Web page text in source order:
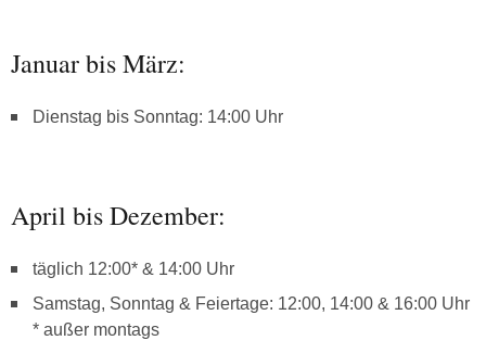
Januar bis März:
Dienstag bis Sonntag: 14:00 Uhr
April bis Dezember:
täglich 12:00* & 14:00 Uhr
Samstag, Sonntag & Feiertage: 12:00, 14:00 & 16:00 Uhr
* außer montags